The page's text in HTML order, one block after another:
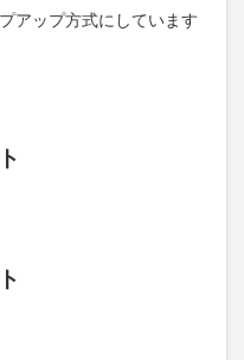
アップ方式にしています